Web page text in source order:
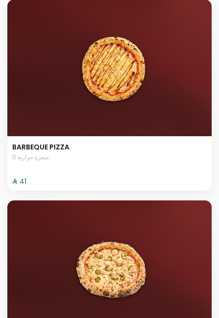
BARBEQUE PIZZA
0 سعرة حرارية
⁨⁦‪‬ 41⁩